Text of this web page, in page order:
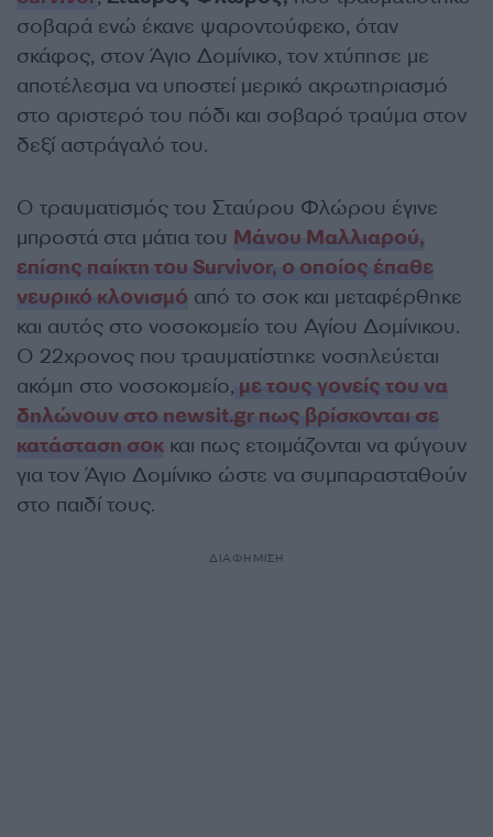
σοβαρά ενώ έκανε ψαροντούφεκο, όταν
σκάφος, στον Άγιο Δομίνικο, τον χτύπησε με
αποτέλεσμα να υποστεί μερικό ακρωτηριασμό
στο αριστερό του πόδι και σοβαρό τραύμα στον
δεξί αστράγαλό του.
Ο τραυματισμός του Σταύρου Φλώρου έγινε
μπροστά στα μάτια του Μάνου Μαλλιαρού,
επίσης παίκτη του Survivor, ο οποίος έπαθε
νευρικό κλονισμό από το σοκ και μεταφέρθηκε
και αυτός στο νοσοκομείο του Αγίου Δομίνικου.
Ο 22χρονος που τραυματίστηκε νοσηλεύεται
ακόμη στο νοσοκομείο, με τους γονείς του να
δηλώνουν στο newsit.gr πως βρίσκονται σε
κατάσταση σοκ και πως ετοιμάζονται να φύγουν
για τον Άγιο Δομίνικο ώστε να συμπαρασταθούν
στο παιδί τους.
ΔΙΑΦΗΜΙΣΗ